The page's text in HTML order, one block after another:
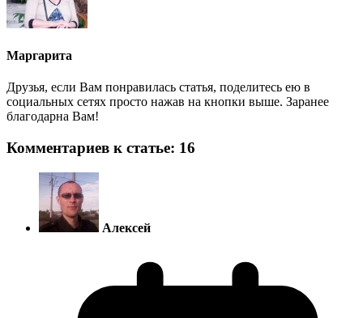
Маргарита
Друзья, если Вам понравилась статья, поделитесь ею в
социальных сетях просто нажав на кнопки выше. Заранее
благодарна Вам!
Комментариев к статье: 16
Алексей